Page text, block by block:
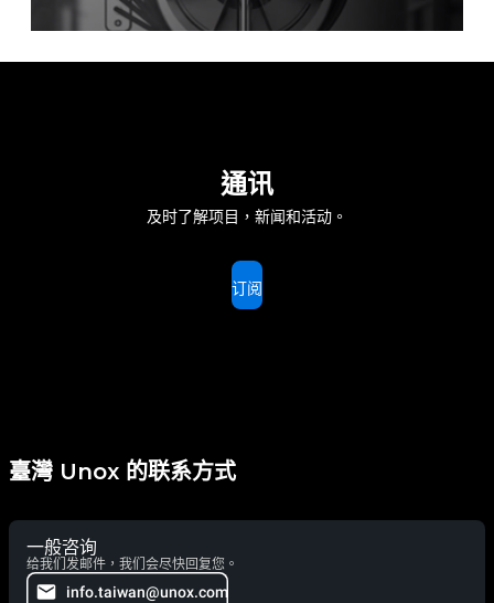
通讯
及时了解项目，新闻和活动。
订阅
臺灣 Unox 的联系方式
一般咨询
给我们发邮件，我们会尽快回复您。
info.taiwan@unox.com